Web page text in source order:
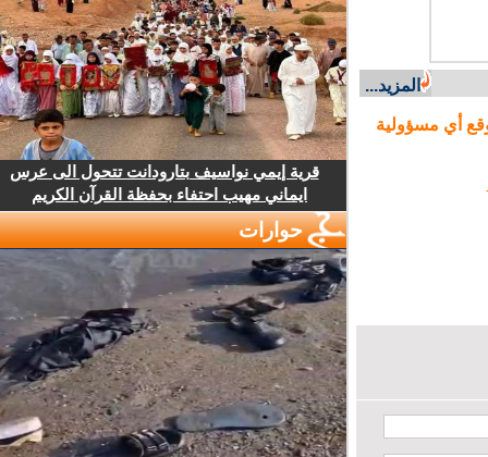
المزيد...
أي مسؤولية
قرية إيمي نواسيف بتارودانت تتحول الى عرس
ايماني مهيب احتفاء بحفظة القرآن الكريم
حوارات